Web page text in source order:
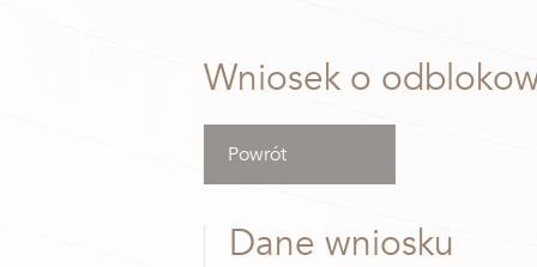
Wniosek o
Powrót
Dane wniosku